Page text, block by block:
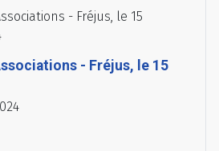
- Fréjus, le 15